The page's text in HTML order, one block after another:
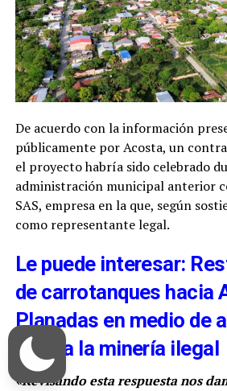
De acuerdo con la información
públicamente por Acosta, un
el proyecto habría sido celebrado
administración municipal anterior
SAS, empresa en la que, según
como representante legal.
Le puede interesar:
de carrotanques hacia
Planadas en medio de
contra la minería ilegal
«Revisando esta respuesta nos